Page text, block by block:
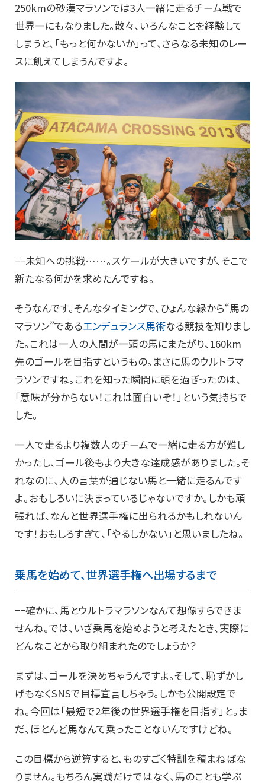
250kmの砂漠マラソンでは3人一緒に走るチーム戦で
世界一にもなりました。散々、いろんなことを経験して
しまうと、「もっと何かないか」って、さらなる未知のレー
スに飢えてしまうんですよ。
−−未知への挑戦……。スケールが大きいですが、そこで
新たなる何かを求めたんですね。
そうなんです。そんなタイミングで、ひょんな縁から“馬の
マラソン”であるエンデュランス馬術なる競技を知りまし
た。これは一人の人間が一頭の馬にまたがり、160km
先のゴールを目指すというもの。まさに馬のウルトラマ
ラソンですね。これを知った瞬間に頭を過ぎったのは、
「意味が分からない！これは面白いぞ！」という気持ちで
した。
一人で走るより複数人のチームで一緒に走る方が難し
かったし、ゴール後もより大きな達成感がありました。そ
れなのに、人の言葉が通じない馬と一緒に走るんです
よ。おもしろいに決まっているじゃないですか。しかも頑
張れば、なんと世界選手権に出られるかもしれないん
です！おもしろすぎて、「やるしかない」と思いましたね。
乗馬を始めて、世界選手権へ出場するまで
−−確かに、馬とウルトラマラソンなんて想像すらできま
せんね。では、いざ乗馬を始めようと考えたとき、実際に
どんなことから取り組まれたのでしょうか？
まずは、ゴールを決めちゃうんですよ。そして、恥ずかし
げもなくSNSで目標宣言しちゃう。しかも公開設定で
ね。今回は「最短で2年後の世界選手権を目指す」と。ま
だ、ほとんど馬なんて乗ったことないんですけどね。
この目標から逆算すると、ものすごく特訓を積まねばな
りません。もちろん実践だけではなく、馬のことも学ぶ